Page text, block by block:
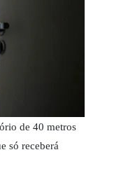
de 40 metros
só receberá